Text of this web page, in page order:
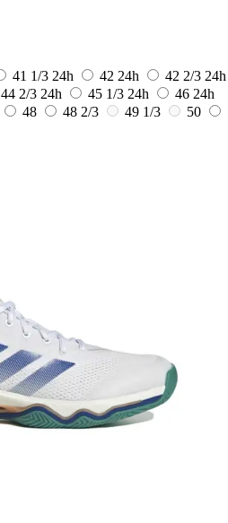
41 1/3 24h 42 24h 42 2/3 24h
44 2/3 24h 45 1/3 24h 46 24h
48 48 2/3 49 1/3
50